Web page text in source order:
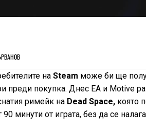
на Steam може би ще
преди покупка. Днес EA и Motive
римейк на Dead Space,която
90 минути от играта, без да се